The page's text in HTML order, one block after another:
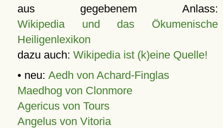
aus gegebenem Anlass:
Wikipedia und das Ökumenische
Heiligenlexikon
dazu auch: Wikipedia ist (k)eine Quelle!
• neu: Aedh von Achard-Finglas
Maedhog von Clonmore
Agericus von Tours
Angelus von Vitoria